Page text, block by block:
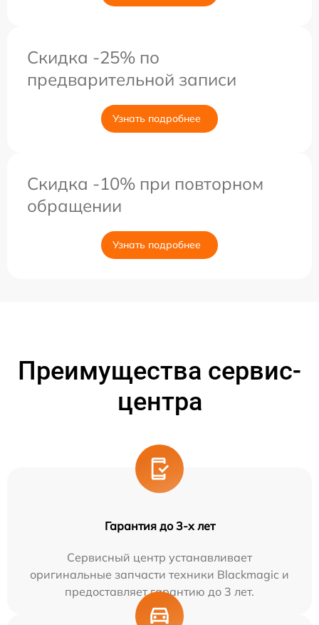
Скидка -25% по
предварительной записи
Узнать подробнее
Скидка -10% при повторном
обращении
Узнать подробнее
Преимущества сервис-
центра
Гарантия до 3-х лет
Сервисный центр устанавливает
оригинальные запчасти техники Blackmagic и
предоставляет гарантию до 3 лет.